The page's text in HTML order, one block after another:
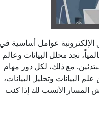
الإلكترونية عوامل أساسية في
نجد محلل البيانات وعالم
مع ذلك، لكل دور مهام
البيانات وتحليل البيانات،
المسار الأنسب لك إذا كنت